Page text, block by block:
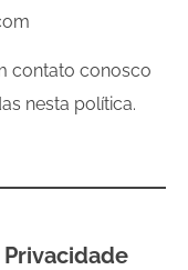
contato conosco
nesta política.